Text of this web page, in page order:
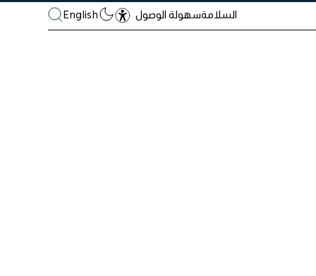
السلامةسهولة الوصول English